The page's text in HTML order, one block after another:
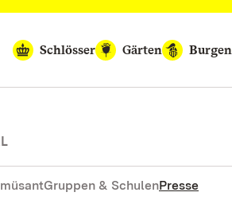
Schlösser
Gärten Burgen
Gruppen & SchulenPresse